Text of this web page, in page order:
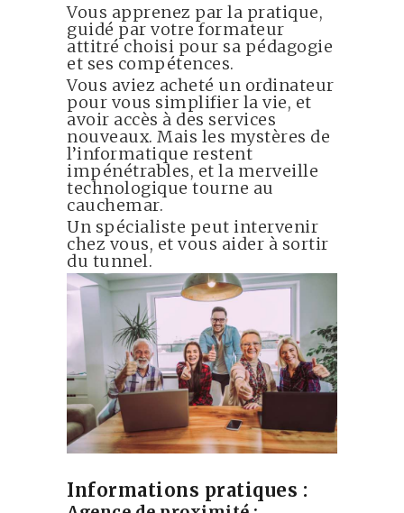
Vous apprenez par la pratique,
guidé par votre formateur
attitré choisi pour sa pédagogie
et ses compétences.
Vous aviez acheté un ordinateur
pour vous simplifier la vie, et
avoir accès à des services
nouveaux. Mais les mystères de
l’informatique restent
impénétrables, et la merveille
technologique tourne au
cauchemar.
Un spécialiste peut intervenir
chez vous, et vous aider à sortir
du tunnel.
Informations pratiques :